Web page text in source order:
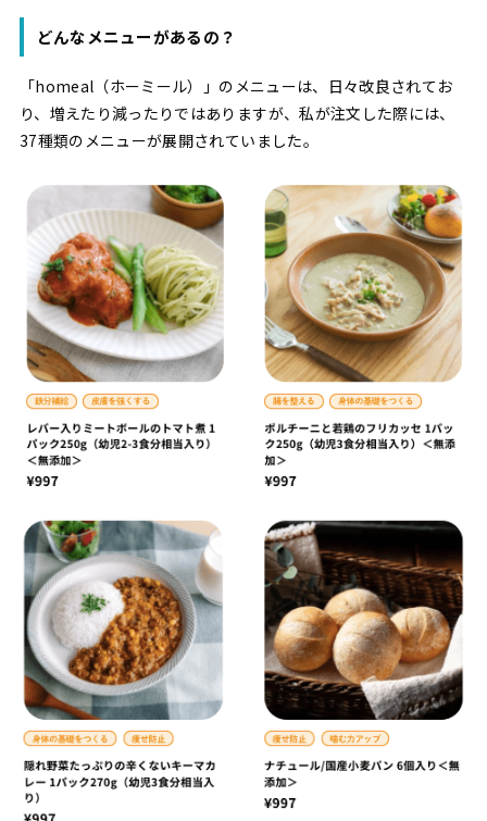
どんなメニューがあるの？
「homeal（ホーミール）」のメニューは、日々改良されてお
り、増えたり減ったりではありますが、私が注文した際には、
37種類のメニューが展開されていました。